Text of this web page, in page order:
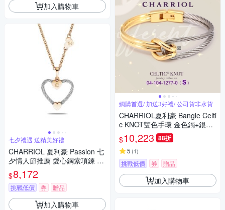
加入購物車
七夕禮遇 送精美好禮
CHARRIOL 夏利豪 Passion 七
夕情人節推薦 愛心鋼索項鍊 七
夕寵愛季 送禮推薦
$8,172
挑戰低價 券 贈品
加入購物車
網購首選/ 加送3好禮/ 公司貨非水貨
CHARRIOL夏利豪 Bangle Celti
c KNOT雙色手環 金色鐲+銀索
S款 C6(04-104-1277-0)
$10,223 88折
5 (1)
挑戰低價 券 贈品
加入購物車